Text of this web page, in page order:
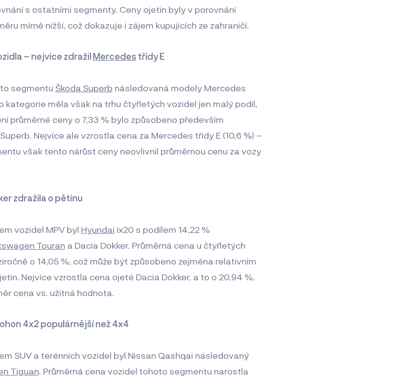
s ostatními segmenty. Ceny ojetin byly v porovnání
mírně nižší, což dokazuje i zájem kupujících ze zahraničí.
– nejvíce zdražil Mercedes třídy E
segmentu Škoda Superb následovaná modely Mercedes
kategorie měla však na trhu čtyřletých vozidel jen malý podíl,
průměrné ceny o 7,33 % bylo způsobeno především
Nejvíce ale vzrostla cena za Mercedes třídy E (10,6 %) –
však tento nárůst ceny neovlivnil průměrnou cenu za vozy
zdražila o pětinu
vozidel MPV byl Hyundai ix20 s podílem 14,22 %
Touran a Dacia Dokker. Průměrná cena u čtyřletých
o 14,05 %, což může být způsobeno zejména relativním
Nejvíce vzrostla cena ojeté Dacia Dokker, a to o 20,94 %,
cena vs. užitná hodnota.
4x2 populárnější než 4x4
SUV a terénních vozidel byl Nissan Qashqai následovaný
Tiguan. Průměrná cena vozidel tohoto segmentu narostla